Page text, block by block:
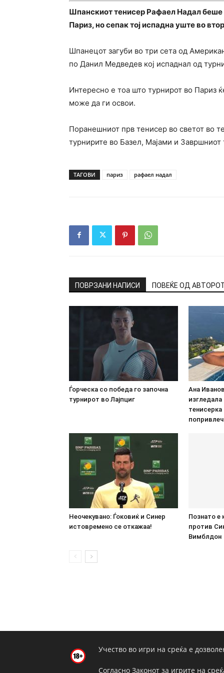
Шпанскиот тенисер Рафаел Надал беше
Париз, но сепак тој испадна уште во
Шпанецот загуби во три сета од
по Данил Медведев кој испаднал од
Интересно е тоа што турнирот во Париз
може да ги освои.
Поранешниот прв тенисер во светот во
турнирите во Базел, Мајами и
ТАГОВИ париз рафаел надал
ПОВРЗАНИ НАПИСИ ПОВЕЌЕ ОД
Ѓорческа со победа го започна
турнирот во Лајпциг
Ана
Неочекувано: Ѓоковиќ и Синер
истовремено се откажаа!
Познато е
против
Вимблдон
Учество во игри на среќа е
Согласно Законот за игрите на